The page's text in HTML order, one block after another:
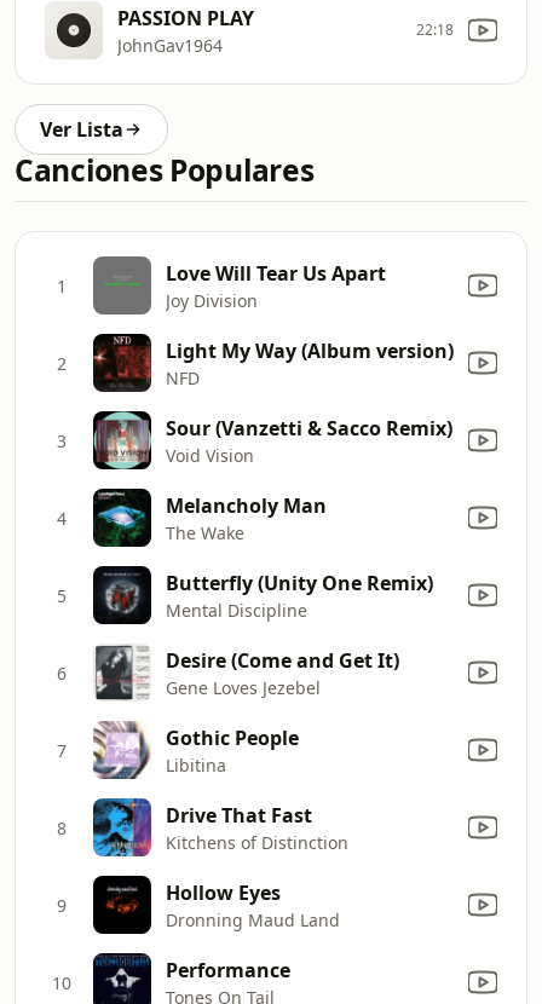
PASSION PLAY
JohnGav1964
22:18
Ver Lista
Canciones Populares
1 Love Will Tear Us Apart
Joy Division
2 Light My Way (Album version)
NFD
3 Sour (Vanzetti & Sacco Remix)
Void Vision
4 Melancholy Man
The Wake
5 Butterfly (Unity One Remix)
Mental Discipline
6 Desire (Come and Get It)
Gene Loves Jezebel
7 Gothic People
Libitina
8 Drive That Fast
Kitchens of Distinction
9 Hollow Eyes
Dronning Maud Land
10 Performance
Tones On Tail